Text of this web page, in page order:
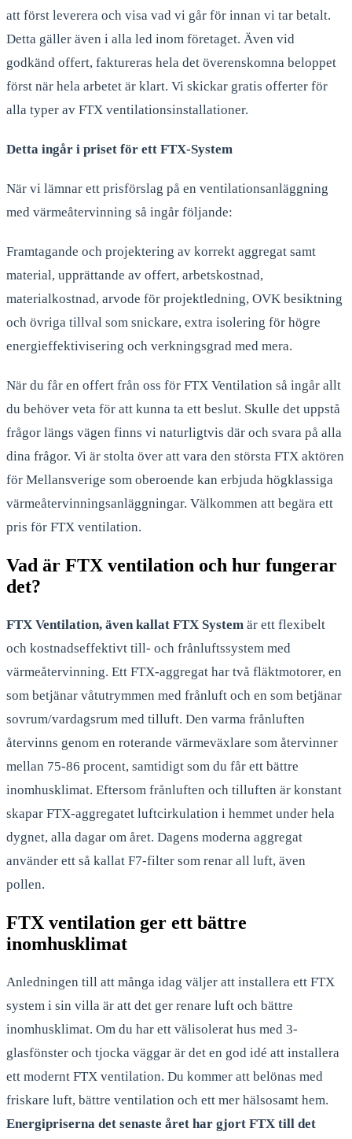
att först leverera och visa vad vi går för innan vi tar betalt.
Detta gäller även i alla led inom företaget. Även vid
godkänd offert, faktureras hela det överenskomna beloppet
först när hela arbetet är klart. Vi skickar gratis offerter för
alla typer av FTX ventilationsinstallationer.
Detta ingår i priset för ett FTX-System
När vi lämnar ett prisförslag på en ventilationsanläggning
med värmeåtervinning så ingår följande:
Framtagande och projektering av korrekt aggregat samt
material, upprättande av offert, arbetskostnad,
materialkostnad, arvode för projektledning, OVK besiktning
och övriga tillval som snickare, extra isolering för högre
energieffektivisering och verkningsgrad med mera.
När du får en offert från oss för FTX Ventilation så ingår allt
du behöver veta för att kunna ta ett beslut. Skulle det uppstå
frågor längs vägen finns vi naturligtvis där och svara på alla
dina frågor. Vi är stolta över att vara den största FTX aktören
för Mellansverige som oberoende kan erbjuda högklassiga
värmeåtervinningsanläggningar. Välkommen att begära ett
pris för FTX ventilation.
Vad är FTX ventilation och hur fungerar
det?
FTX Ventilation, även kallat FTX System är ett flexibelt
och kostnadseffektivt till- och frånluftssystem med
värmeåtervinning. Ett FTX-aggregat har två fläktmotorer, en
som betjänar våtutrymmen med frånluft och en som betjänar
sovrum/vardagsrum med tilluft. Den varma frånluften
återvinns genom en roterande värmeväxlare som återvinner
mellan 75-86 procent, samtidigt som du får ett bättre
inomhusklimat. Eftersom frånluften och tilluften är konstant
skapar FTX-aggregatet luftcirkulation i hemmet under hela
dygnet, alla dagar om året. Dagens moderna aggregat
använder ett så kallat F7-filter som renar all luft, även
pollen.
FTX ventilation ger ett bättre
inomhusklimat
Anledningen till att många idag väljer att installera ett FTX
system i sin villa är att det ger renare luft och bättre
inomhusklimat. Om du har ett välisolerat hus med 3-
glasfönster och tjocka väggar är det en god idé att installera
ett modernt FTX ventilation. Du kommer att belönas med
friskare luft, bättre ventilation och ett mer hälsosamt hem.
Energipriserna det senaste året har gjort FTX till det